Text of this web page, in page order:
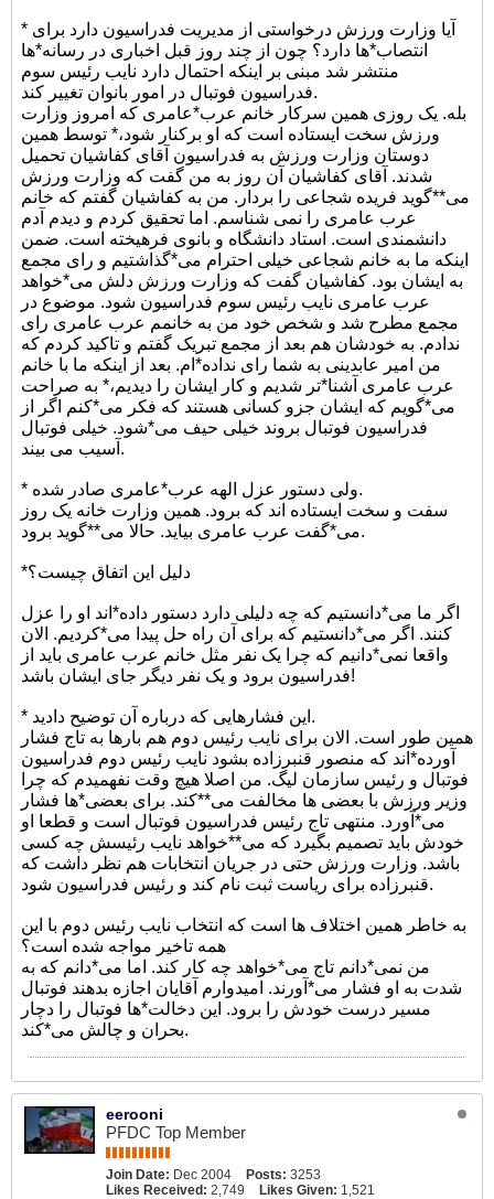
* آیا وزارت ورزش درخواستی از مدیریت فدراسیون دارد برای
انتصاب*ها دارد؟ چون از چند روز قبل اخباری در رسانه*ها
منتشر شد مبنی بر اینکه احتمال دارد نایب رئیس سوم
فدراسیون فوتبال در امور بانوان تغییر کند.
بله. یک روزی همین سرکار خانم عرب*عامری که امروز وزارت
ورزش سخت ایستاده است که او برکنار شود،* توسط همین
دوستان وزارت ورزش به فدراسیون آقای کفاشیان تحمیل
شدند. آقای کفاشیان آن روز به من گفت که وزارت ورزش
می**گوید فریده شجاعی را بردار. من به کفاشیان گفتم که خانم
عرب عامری را نمی شناسم. اما تحقیق کردم و دیدم آدم
دانشمندی است. استاد دانشگاه و بانوی فرهیخته است. ضمن
اینکه ما به خانم شجاعی خیلی احترام می*گذاشتیم و رای مجمع
به ایشان بود. کفاشیان گفت که وزارت ورزش دلش می*خواهد
عرب عامری نایب رئیس سوم فدراسیون شود. موضوع در
مجمع مطرح شد و شخص خود من به خانمم عرب عامری رای
ندادم. به خودشان هم بعد از مجمع تبریک گفتم و تاکید کردم که
من امیر عابدینی به شما رای نداده*ام. بعد از اینکه ما با خانم
عرب عامری آشنا*تر شدیم و کار ایشان را دیدیم،* به صراحت
می*گویم که ایشان جزو کسانی هستند که فکر می*کنم اگر از
فدراسیون فوتبال بروند خیلی حیف می*شود. خیلی فوتبال
آسیب می بیند.
* ولی دستور عزل الهه عرب*عامری صادر شده.
سفت و سخت ایستاده اند که برود. همین وزارت خانه یک روز
می*گفت عرب عامری بیاید. حالا می**گوید برود.
*دلیل این اتفاق چیست؟
اگر ما می*دانستیم که چه دلیلی دارد دستور داده*اند او را عزل
کنند. اگر می*دانستیم که برای آن راه حل پیدا می*کردیم. الان
واقعا نمی*دانیم که چرا یک نفر مثل خانم عرب عامری باید از
فدراسیون برود و یک نفر دیگر جای ایشان باشد!
* این فشارهایی که درباره آن توضیح دادید.
همین طور است. الان برای نایب رئیس دوم هم بارها به تاج فشار
آورده*اند که منصور قنبرزاده بشود نایب رئیس دوم فدراسیون
فوتبال و رئیس سازمان لیگ. من اصلا هیچ وقت نفهمیدم که چرا
وزیر ورزش با بعضی ها مخالفت می**کند. برای بعضی*ها فشار
می*آورد. منتهی تاج رئیس فدراسیون فوتبال است و قطعا او
خودش باید تصمیم بگیرد که می**خواهد نایب رئیسش چه کسی
باشد. وزارت ورزش حتی در جریان انتخابات هم نظر داشت که
قنبرزاده برای ریاست ثبت نام کند و رئیس فدراسیون شود.
به خاطر همین اختلاف ها است که انتخاب نایب رئیس دوم با این
همه تاخیر مواجه شده است؟
من نمی*دانم تاج می*خواهد چه کار کند. اما می*دانم که به
شدت به او فشار می*آورند. امیدوارم آقایان اجازه بدهند فوتبال
مسیر درست خودش را برود. این دخالت*ها فوتبال را دچار
بحران و چالش می*کند.
eerooni
PFDC Top Member
Join Date: Dec 2004 Posts: 3253
Likes Received: 2,749 Likes Given: 1,521